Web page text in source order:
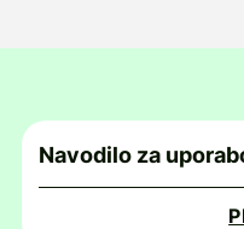
Navodilo za